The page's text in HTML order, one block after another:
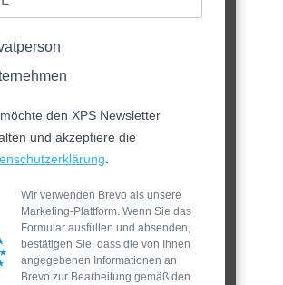
den XPS Newsletter
und akzeptiere die
Wir verwenden Brevo als unsere
Marketing-Plattform. Wenn Sie das
Formular ausfüllen und absenden,
bestätigen Sie, dass die von Ihnen
angegebenen Informationen an
Brevo zur Bearbeitung gemäß den